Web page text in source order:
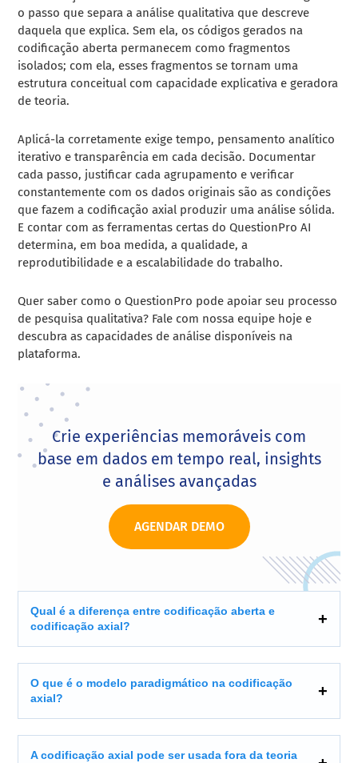
o passo que separa a análise qualitativa que descreve
daquela que explica. Sem ela, os códigos gerados na
codificação aberta permanecem como fragmentos
isolados; com ela, esses fragmentos se tornam uma
estrutura conceitual com capacidade explicativa e geradora
de teoria.
Aplicá-la corretamente exige tempo, pensamento analítico
iterativo e transparência em cada decisão. Documentar
cada passo, justificar cada agrupamento e verificar
constantemente com os dados originais são as condições
que fazem a codificação axial produzir uma análise sólida.
E contar com as ferramentas certas do QuestionPro AI
determina, em boa medida, a qualidade, a
reprodutibilidade e a escalabilidade do trabalho.
Quer saber como o QuestionPro pode apoiar seu processo
de pesquisa qualitativa? Fale com nossa equipe hoje e
descubra as capacidades de análise disponíveis na
plataforma.
Crie experiências memoráveis com
base em dados em tempo real, insights
e análises avançadas
AGENDAR DEMO
Qual é a diferença entre codificação aberta e
codificação axial?
O que é o modelo paradigmático na codificação
axial?
A codificação axial pode ser usada fora da teoria